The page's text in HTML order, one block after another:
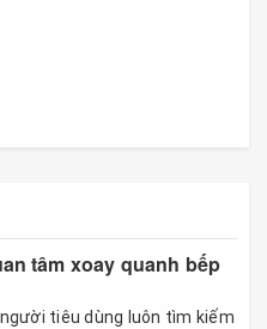
tâm xoay quanh bếp
tiêu dùng luôn tìm kiếm